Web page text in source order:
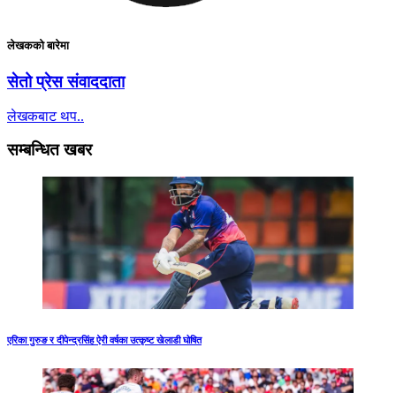
लेखकको बारेमा
सेतो प्रेस संवाददाता
लेखकबाट थप..
सम्बन्धित खबर
एरिका गुरुङ र दीपेन्द्रसिंह ऐरी वर्षका उत्कृष्ट खेलाडी घोषित